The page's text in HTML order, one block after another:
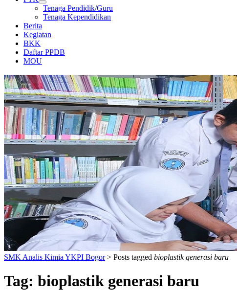
Tenaga Pendidik/Guru
Tenaga Kependidikan
Berita
Kegiatan
BKK
Daftar PPDB
MOU
PERPUSTAKAAN
SMK Analis Kimia YKPI Bogor> Posts tagged bioplastik generasi baru
Tag: bioplastik generasi baru